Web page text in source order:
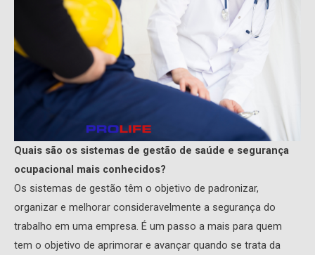
Quais são os sistemas de gestão de saúde e segurança
ocupacional mais conhecidos?
Os sistemas de gestão têm o objetivo de padronizar,
organizar e melhorar consideravelmente a segurança do
trabalho em uma empresa. É um passo a mais para quem
tem o objetivo de aprimorar e avançar quando se trata da